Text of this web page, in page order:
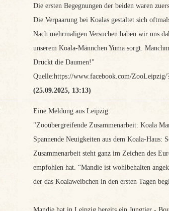
Die ersten Begegnungen der beiden waren
Die Verpaarung bei Koalas gestaltet sich
Nach mehrmaligen Versuchen haben wir uns
unserem Koala-Männchen Yuma sorgt.
Drückt die Daumen!"
Quelle:https://www.facebook.com/ZooLeipzig/
(25.09.2025, 13:13)
Eine Meldung aus Leipzig:
"Zooübergreifende Zusammenarbeit: Koala
Spannende Neuigkeiten aus dem Koala-Haus:
Zusammenarbeit steht ganz im Zeichen des
empfohlen hat. “Mandie ist wohlbehalten
der das Koalaweibchen in den ersten Tagen